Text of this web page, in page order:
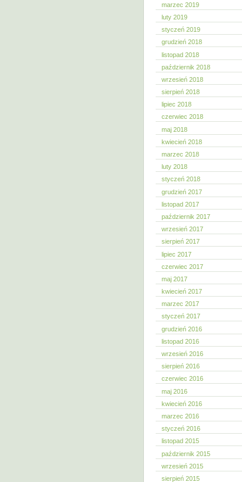
marzec 2019
luty 2019
styczeń 2019
grudzień 2018
listopad 2018
październik 2018
wrzesień 2018
sierpień 2018
lipiec 2018
czerwiec 2018
maj 2018
kwiecień 2018
marzec 2018
luty 2018
styczeń 2018
grudzień 2017
listopad 2017
październik 2017
wrzesień 2017
sierpień 2017
lipiec 2017
czerwiec 2017
maj 2017
kwiecień 2017
marzec 2017
styczeń 2017
grudzień 2016
listopad 2016
wrzesień 2016
sierpień 2016
czerwiec 2016
maj 2016
kwiecień 2016
marzec 2016
styczeń 2016
listopad 2015
październik 2015
wrzesień 2015
sierpień 2015